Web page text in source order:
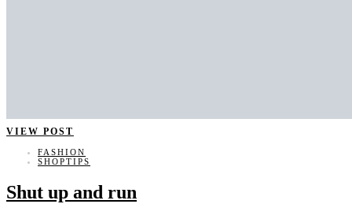
VIEW POST
FASHION
SHOPTIPS
Shut up and run